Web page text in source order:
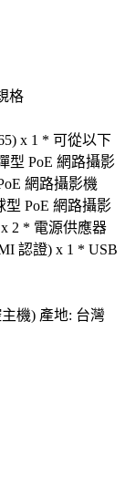
格
x 1 * 可從以下
型 PoE 網路攝影
網路攝影機
型 PoE 網路攝影
2 * 電源供應器
認證) x 1 * USB
機) 產地: 台灣